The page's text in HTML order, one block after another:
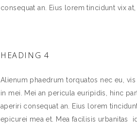
consequat an. Eius lorem tincidunt vix
HEADING 4
Alienum phaedrum torquatos nec eu,
in mei. Mei an pericula euripidis, hinc
aperiri consequat an. Eius lorem
epicurei mea et. Mea facilisis urbanitas